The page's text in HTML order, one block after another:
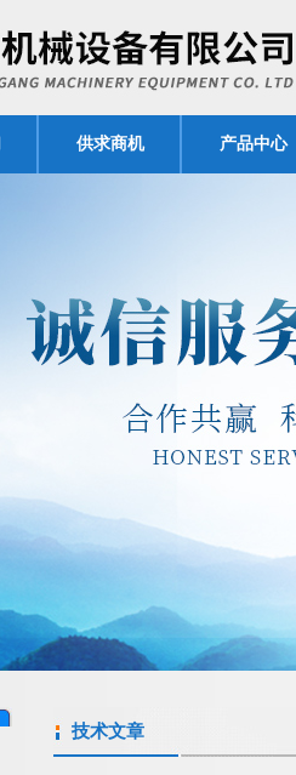
供求商机 产品中心
技术文章